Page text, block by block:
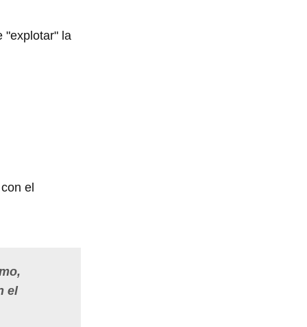
"explotar" la
el
el